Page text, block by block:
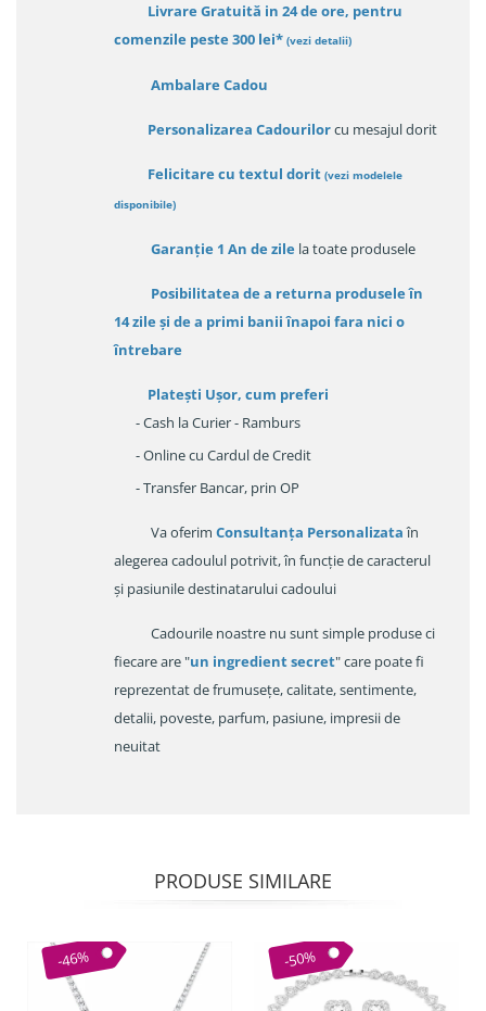
Livrare Gratuită in 24 de ore, pentru
comenzile peste 300 lei* (vezi detalii)
Ambalare Cadou
Personalizarea Cadourilorcu mesajul dorit
Felicitare cu textul dorit (vezi modelele
disponibile)
Garanție 1 An de zile la toate produsele
Posibilitatea de a returna produsele în
14 zileși de a primi banii înapoi fara nici o
întrebare
Platești Ușor, cum preferi
- Cash la Curier - Ramburs
- Online cu Cardul de Credit
- Transfer Bancar, prin OP
Va oferim Consultanța Personalizataîn
alegerea cadoulul potrivit, în funcție de caracterul
și pasiunile destinatarului cadoului
Cadourile noastre nu sunt simple produse ci
fiecare are "un ingredient secret" care poate fi
reprezentat de frumusețe, calitate, sentimente,
detalii, poveste, parfum, pasiune, impresii de
neuitat
PRODUSE SIMILARE
-46% -50%